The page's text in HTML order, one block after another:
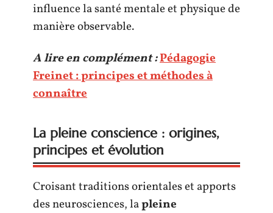
influence la santé mentale et physique de
manière observable.
A lire en complément :Pédagogie
Freinet : principes et méthodes à
connaître
La pleine conscience : origines,
principes et évolution
Croisant traditions orientales et apports
des neurosciences, lapleine